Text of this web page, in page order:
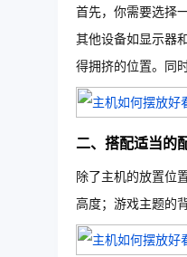
首先，你需要选择
其他设备如显示器
得拥挤的位置。同
二、搭配适当的
除了主机的放置位
高度；游戏主题的